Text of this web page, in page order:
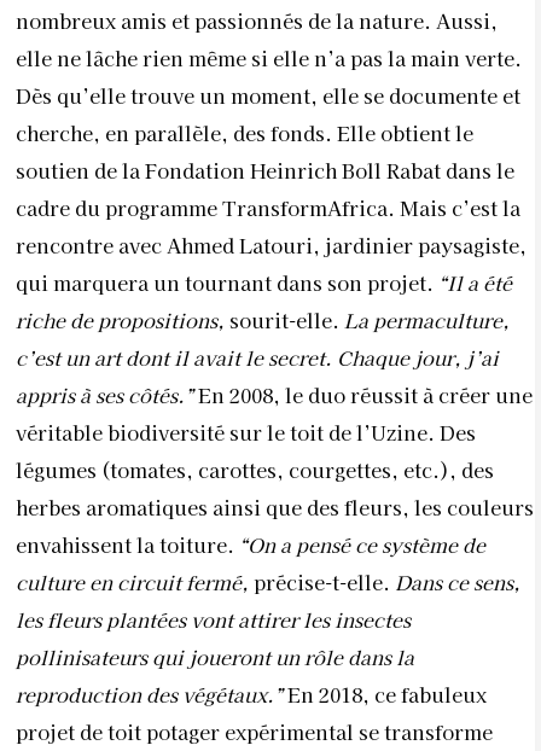
nombreux amis et passionnés de la nature. Aussi,
elle ne lâche rien même si elle n’a pas la main verte.
Dès qu’elle trouve un moment, elle se documente et
cherche, en parallèle, des fonds. Elle obtient le
soutien de la Fondation Heinrich Boll Rabat dans le
cadre du programme TransformAfrica. Mais c’est la
rencontre avec Ahmed Latouri, jardinier paysagiste,
qui marquera un tournant dans son projet. “Il a été
riche de propositions, sourit-elle. La permaculture,
c’est un art dont il avait le secret. Chaque jour, j’ai
appris à ses côtés.”En 2008, le duo réussit à créer une
véritable biodiversité sur le toit de l’Uzine. Des
légumes (tomates, carottes, courgettes, etc.), des
herbes aromatiques ainsi que des fleurs, les couleurs
envahissent la toiture. “On a pensé ce système de
culture en circuit fermé, précise-t-elle. Dans ce sens,
les fleurs plantées vont attirer les insectes
pollinisateurs qui joueront un rôle dans la
reproduction des végétaux.”En 2018, ce fabuleux
projet de toit potager expérimental se transforme